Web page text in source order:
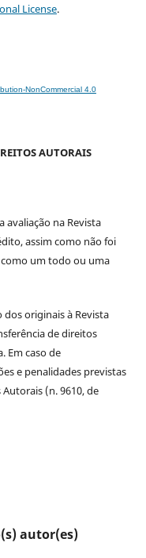
License.
NonCommercial 4.0
AUTORAIS
avaliação na Revista
assim como não foi
um todo ou uma
originais à Revista
de direitos
Em caso de
e penalidades previstas
(n. 9610, de
autor(es)